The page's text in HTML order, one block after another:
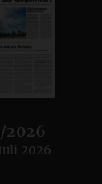
2026
:2026